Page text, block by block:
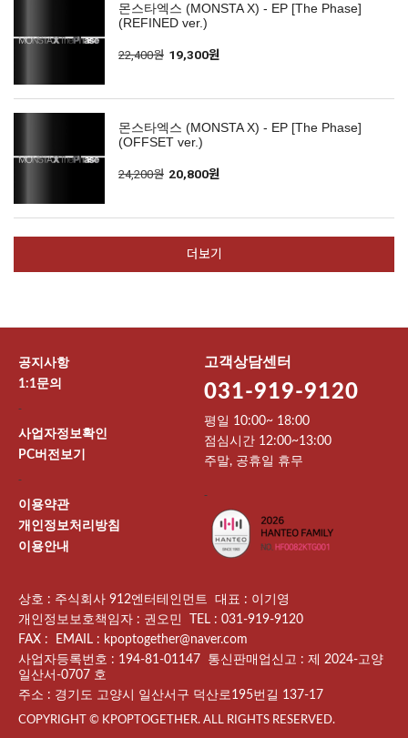
몬스타엑스 (MONSTA X) - EP [The Phase]
(REFINED ver.)
22,400원 19,300원
몬스타엑스 (MONSTA X) - EP [The Phase]
(OFFSET ver.)
24,200원 20,800원
더보기
공지사항
1:1문의
-
사업자정보확인
PC버전보기
-
이용약관
개인정보처리방침
이용안내
고객상담센터
031-919-9120
평일 10:00~ 18:00
점심시간 12:00~13:00
주말, 공휴일 휴무
-
상호 : 주식회사 912엔터테인먼트 대표 : 이기영
개인정보보호책임자 : 권오민 TEL : 031-919-9120
FAX : EMAIL : kpoptogether@naver.com
사업자등록번호 : 194-81-01147 통신판매업신고 : 제 2024-고양
일산서-0707 호
주소 : 경기도 고양시 일산서구 덕산로195번길 137-17
COPYRIGHT © KPOPTOGETHER. ALL RIGHTS RESERVED.